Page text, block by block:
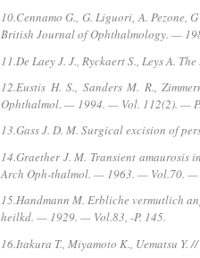
10.Cennamo G., G. Liguori, A.
British Journal of Ophthalmology. —
11.De Laey J. J., Ryckaert S., Leys A.
12.Eustis H. S., Sanders M. R.,
Ophthalmol. — 1994. — Vol. 112(2). —
13.Gass J. D. M. Surgical excision of
14.Graether J. M. Transient
Arch Oph-thalmol. — 1963. — Vol.70. —
15.Handmann M. Erbliche vermutlich
heilkd. — 1929. — Vol.83, -P. 145.
16.Itakura T., Miyamoto K., Uematsu